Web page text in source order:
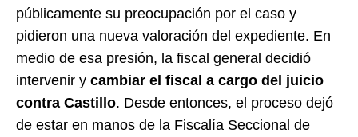
públicamente su preocupación por el caso y
pidieron una nueva valoración del expediente. En
medio de esa presión, la fiscal general decidió
intervenir y cambiar el fiscal a cargo del juicio
contra Castillo. Desde entonces, el proceso dejó
de estar en manos de la Fiscalía Seccional de